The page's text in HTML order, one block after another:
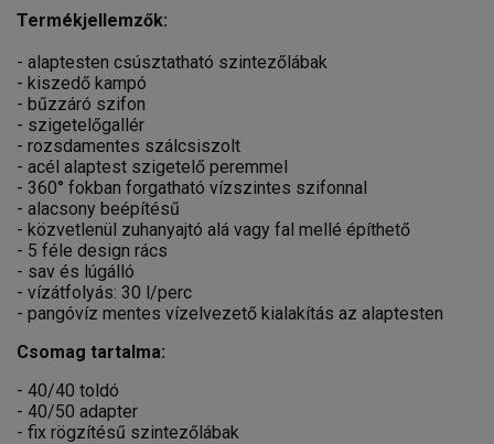
Termékjellemzők:
- alaptesten csúsztatható szintezőlábak
- kiszedő kampó
- bűzzáró szifon
- szigetelőgallér
- rozsdamentes szálcsiszolt
- acél alaptest szigetelő peremmel
- 360° fokban forgatható vízszintes szifonnal
- alacsony beépítésű
- közvetlenül zuhanyajtó alá vagy fal mellé építhető
- 5 féle design rács
- sav és lúgálló
- vízátfolyás: 30 l/perc
- pangóvíz mentes vízelvezető kialakítás az alaptesten
Csomag tartalma:
- 40/40 toldó
- 40/50 adapter
- fix rögzítésű szintezőlábak